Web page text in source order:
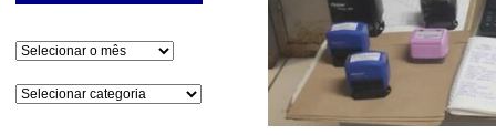
Arquivos
Categorias